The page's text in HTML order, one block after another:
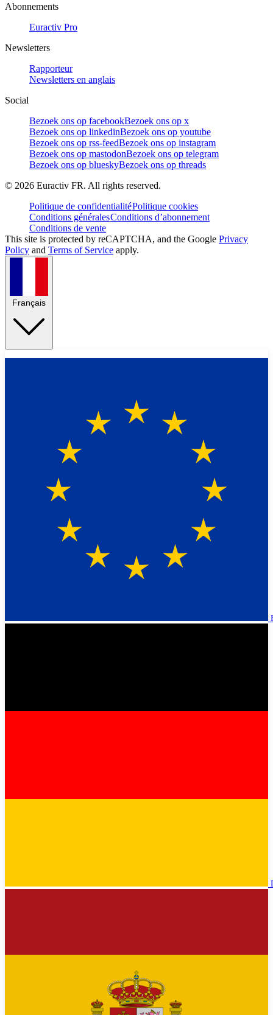
Abonnements
Euractiv Pro
Newsletters
Rapporteur
Newsletters en anglais
Social
Bezoek ons op facebookBezoek ons op x
Bezoek ons op linkedinBezoek ons op youtube
Bezoek ons op rss-feedBezoek ons op instagram
Bezoek ons op mastodonBezoek ons op telegram
Bezoek ons op blueskyBezoek ons op threads
© 2026 Euractiv FR. All rights reserved.
Politique de confidentialitéPolitique cookies
Conditions généralesConditions d’abonnement
Conditions de vente
This site is protected by reCAPTCHA, and the Google Privacy
Policy and Terms of Service apply.
Français